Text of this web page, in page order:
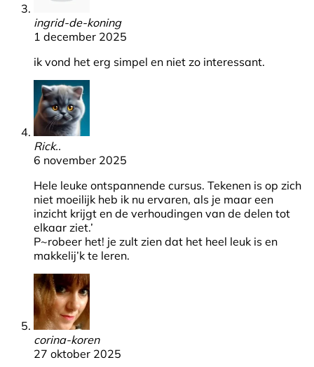
ingrid-de-koning
1 december 2025
ik vond het erg simpel en niet zo interessant.
Rick..
6 november 2025
Hele leuke ontspannende cursus. Tekenen is op zich
niet moeilijk heb ik nu ervaren, als je maar een
inzicht krijgt en de verhoudingen van de delen tot
elkaar ziet.’
P~robeer het! je zult zien dat het heel leuk is en
makkelij’k te leren.
corina-koren
27 oktober 2025